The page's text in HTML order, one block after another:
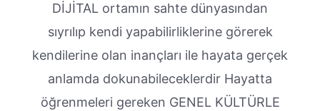
DİJİTAL ortamın sahte dünyasından
sıyrılıp kendi yapabilirliklerine görerek
kendilerine olan inançları ile hayata gerçek
anlamda dokunabileceklerdir Hayatta
öğrenmeleri gereken GENEL KÜLTÜRLE